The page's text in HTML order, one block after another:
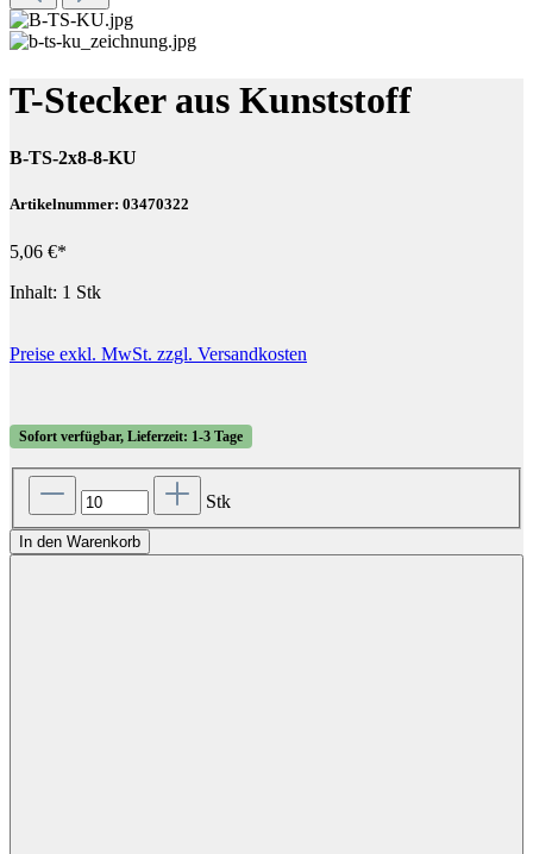
T-Stecker aus Kunststoff
B-TS-2x8-8-KU
Artikelnummer: 03470322
5,06 €*
Inhalt: 1 Stk
Preise exkl. MwSt. zzgl. Versandkosten
Sofort verfügbar, Lieferzeit: 1-3 Tage
Stk
In den Warenkorb